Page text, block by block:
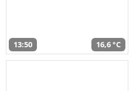
13:50 16,6 °C